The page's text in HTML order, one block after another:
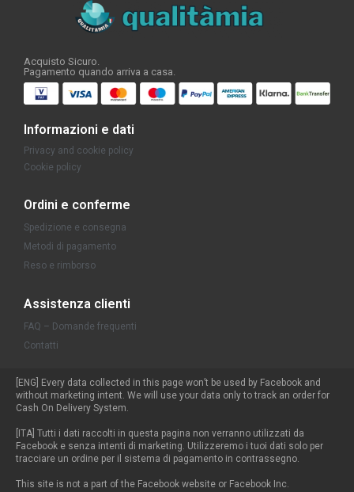
Acquisto Sicuro.
Pagamento quando arriva a casa.
Informazioni e dati
Privacy and cookie policy
Cookie policy
Ordini e conferme
Spedizione e consegna
Metodi di pagamento
Reso e rimborso
Assistenza clienti
FAQ – Domande frequenti
Contatti
[ENG] Every data collected in this page won’t be used by Facebook and
without marketing intent. We will use your data only to track an order for
Cash On Delivery System.
[ITA] Tutti i dati raccolti in questa pagina non verranno utilizzati da
Facebook e senza intenti di marketing. Utilizzeremo i tuoi dati solo per
tracciare un ordine per il sistema di pagamento in contrassegno.
This site is not a part of the Facebook website or Facebook Inc.